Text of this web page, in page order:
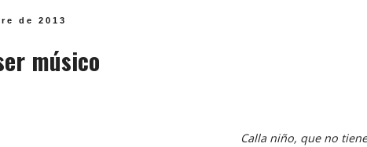
de 2013
músico
Calla niño, que no